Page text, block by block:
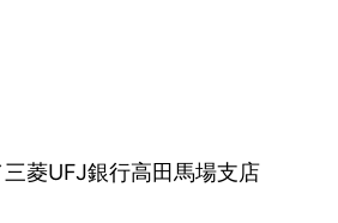
菱UFJ銀行高田馬場支店